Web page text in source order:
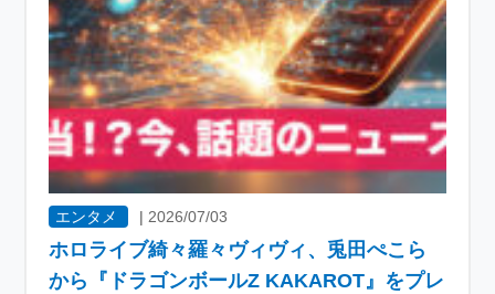
エンタメ | 2026/07/03
ホロライブ綺々羅々ヴィヴィ、兎田ぺこら
から『ドラゴンボールZ KAKAROT』をプレ